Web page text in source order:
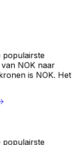
populairste
NOK naar
is NOK. Het
populairste